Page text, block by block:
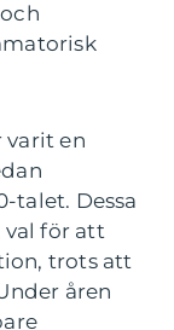
en
talet. Dessa
för att
trots att
åren